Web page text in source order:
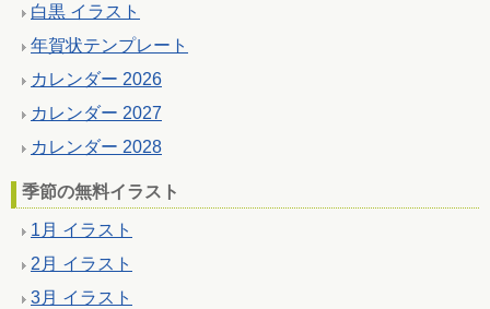
白黒 イラスト
年賀状テンプレート
カレンダー 2026
カレンダー 2027
カレンダー 2028
季節の無料イラスト
1月 イラスト
2月 イラスト
3月 イラスト